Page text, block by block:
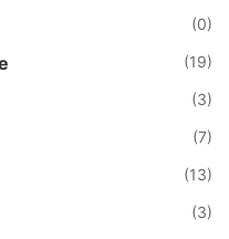
(0)
(19)
(3)
(7)
(13)
(3)